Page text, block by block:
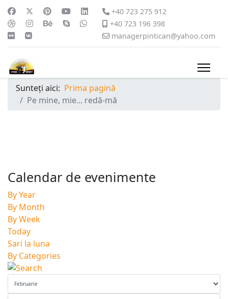
+40 723 275 912
+40 723 196 398
managerpintican@yahoo.com
Sunteți aici: Prima pagină
Pe mine, mie... redă-mă
Calendar de evenimente
By Year
By Month
By Week
Today
Sari la luna
By Categories